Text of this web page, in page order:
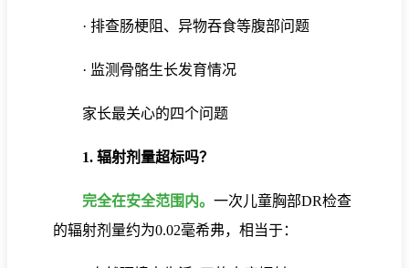
· 排查肠梗阻、异物吞食等腹部问题
· 监测骨骼生长发育情况
家长最关心的四个问题
1. 辐射剂量超标吗？
完全在安全范围内。 一次儿童胸部DR检查
的辐射剂量约为0.02毫希弗，相当于：